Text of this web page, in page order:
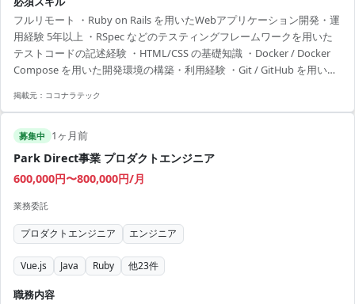
よび実装を行っていただきます。既存のRubyおよびRailsコードを読み
解き、仕様を把握した上で改修・機能追加を実施していただきます。
外部API連携やデータベースと連携する機能について、公式ドキュメン
トを参照しながら設計・実装していただきます。動画配信系サービス
のリプレースに伴...
フルリモート ・Ruby on Rails を用いたWebアプリケーション開発・運
用経験 5年以上 ・RSpec などのテスティングフレームワークを用いた
テストコードの記述経験 ・HTML/CSS の基礎知識 ・Docker / Docker
Compose を用いた開発環境の構築・利用経験 ・Git / GitHub を用いた
ことへの抵抗感がない方 ・AIのバイブコーディング経験 ・scaffold以
ruby, railsのコードを読み把握できること ・外部APIの呼び出...
掲載元： ココナラテック
募集中 1ヶ月前
Park Direct事業 プロダクトエンジニア
600,000円〜800,000円/月
業務委託
プロダクトエンジニア エンジニア
Vue.js Java Ruby 他23件
職務内容